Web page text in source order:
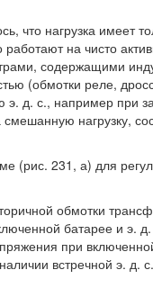
что нагрузка имеет
на чисто
содержащими
(обмотки реле,
э. д. с., например при
нагрузку,
(рис. 231, а) для
обмотки
батарее и э.
при
встречной э. д.